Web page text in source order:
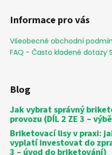
Informace pro vás
Všeobecné obchodní
FAQ - Často kladené dotazy
Blog
Jak vybrat správný
provozu (DÍL 2 ZE 3 –
Briketovací lisy v praxi:
vyplatí investovat do
3 – úvod do briketování)